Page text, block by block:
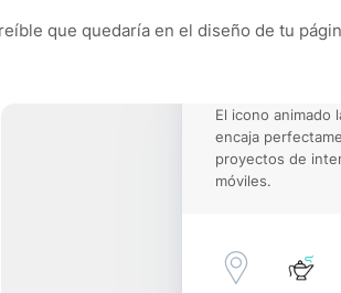
que quedaría en el diseño de tu
El icono animado
encaja
proyectos de
móviles.